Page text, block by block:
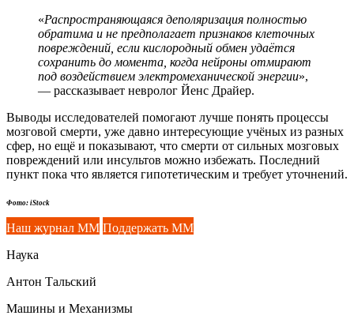
«Распространяющаяся деполяризация полностью
обратима и не предполагает признаков клеточных
повреждений, если кислородный обмен удаётся
сохранить до момента, когда нейроны отмирают
под воздействием электромеханической энергии»,
— рассказывает невролог Йенс Драйер.
Выводы исследователей помогают лучше понять процессы
мозговой смерти, уже давно интересующие учёных из разных
сфер, но ещё и показывают, что смерти от сильных мозговых
повреждений или инсультов можно избежать. Последний
пункт пока что является гипотетическим и требует уточнений.
Фото: iStock
Наш журнал ММ Поддержать ММ
Наука
Антон Тальский
Машины и Механизмы